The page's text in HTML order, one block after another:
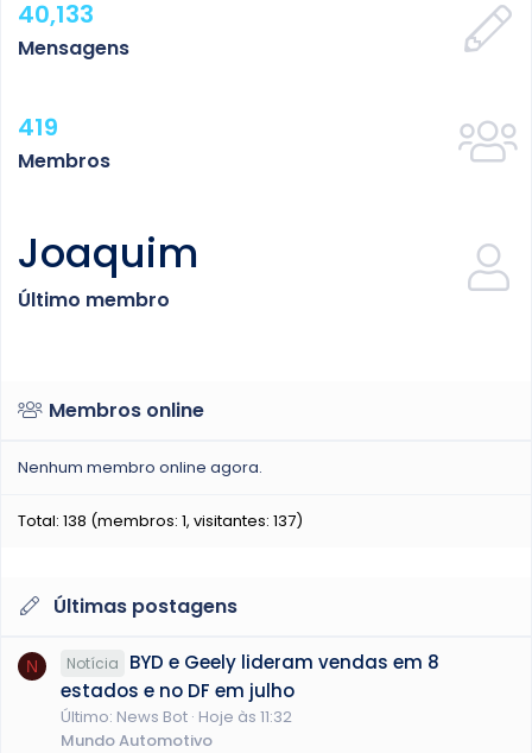
Mensagens
40,133
Membros
419
Último membro
Joaquim
Membros online
Nenhum membro online agora.
Total: 138 (membros: 1, visitantes: 137)
Últimas postagens
N Notícia
BYD e Geely lideram vendas em 8
estados e no DF em julho
Último: News Bot Hoje às 11:32
Mundo Automotivo